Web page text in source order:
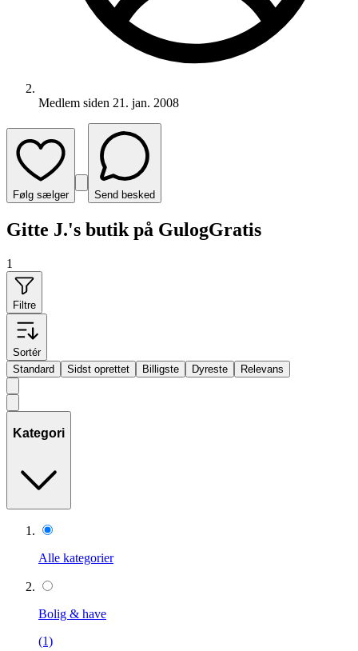
Medlem siden 21. jan. 2008
Følg sælger Send besked
Gitte J.'s butik på GulogGratis
1
Filtre
Sortér
Standard
Sidst oprettet Billigste Dyreste Relevans
Kategori
Alle kategorier
Bolig & have
(1)